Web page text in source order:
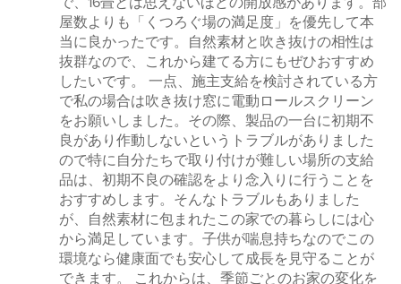
屋数よりも「くつろぐ場の満足度」を優先して本
当に良かったです。自然素材と吹き抜けの相性は
抜群なので、これから建てる方にもぜひおすすめ
したいです。 一点、施主支給を検討されている方
で私の場合は吹き抜け窓に電動ロールスクリーン
をお願いしました。その際、製品の一台に初期不
良があり作動しないというトラブルがありました
ので特に自分たちで取り付けが難しい場所の支給
品は、初期不良の確認をより念入りに行うことを
おすすめします。そんなトラブルもありました
が、自然素材に包まれたこの家での暮らしには心
から満足しています。子供が喘息持ちなのでこの
環境なら健康面でも安心して成長を見守ることが
できます。 これからは、季節ごとのお家の変化を